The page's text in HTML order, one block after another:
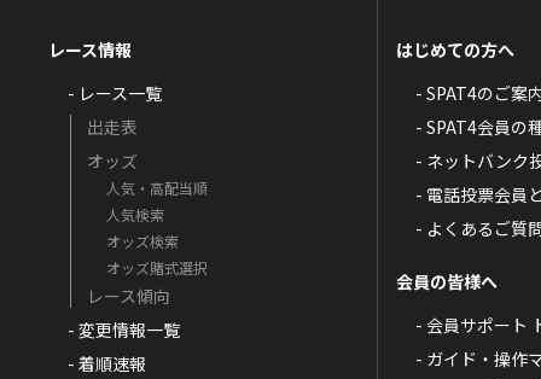
レース情報
- レース一覧
出走表
オッズ
人気・高配当順
人気検索
オッズ検索
オッズ賭式選択
レース傾向
- 変更情報一覧
- 着順速報
はじめての方へ
- SPAT4のご案
- SPAT4会員の
- ネットバンク
- 電話投票会員
- よくあるご質
会員の皆様へ
- 会員サポート
- ガイド・操作